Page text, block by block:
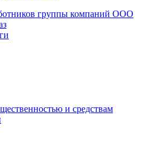
группы компаний ООО
и средствам